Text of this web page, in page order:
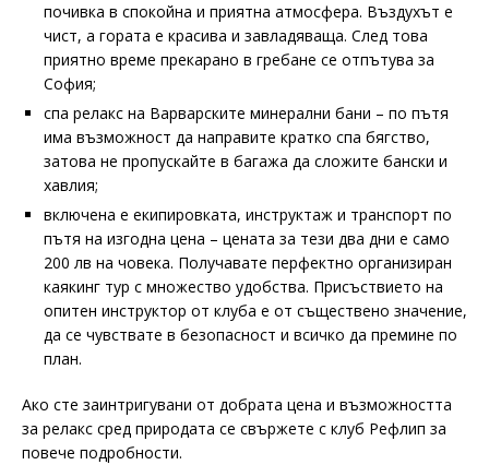
почивка в спокойна и приятна атмосфера. Въздухът е
чист, а гората е красива и завладяваща. След това
приятно време прекарано в гребане се отпътува за
София;
спа релакс на Варварските минерални бани – по пътя
има възможност да направите кратко спа бягство,
затова не пропускайте в багажа да сложите бански и
хавлия;
включена е екипировката, инструктаж и транспорт по
пътя на изгодна цена – цената за тези два дни е само
200 лв на човека. Получавате перфектно организиран
каякинг тур с множество удобства. Присъствието на
опитен инструктор от клуба е от съществено значение,
да се чувствате в безопасност и всичко да премине по
план.
Ако сте заинтригувани от добрата цена и възможността
за релакс сред природата се свържете с клуб Рефлип за
повече подробности.